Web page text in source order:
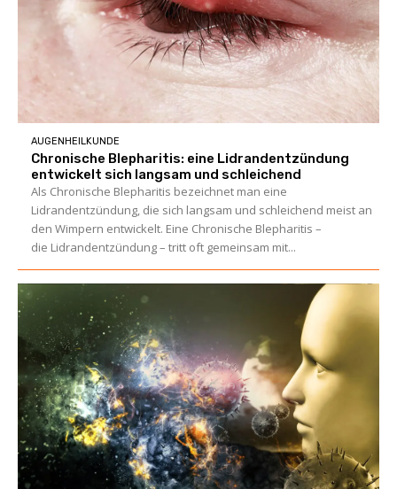
AUGENHEILKUNDE
Chronische Blepharitis: eine Lidrandentzündung
entwickelt sich langsam und schleichend
Als Chronische Blepharitis bezeichnet man eine
Lidrandentzündung, die sich langsam und schleichend meist an
den Wimpern entwickelt. Eine Chronische Blepharitis –
die Lidrandentzündung – tritt oft gemeinsam mit...